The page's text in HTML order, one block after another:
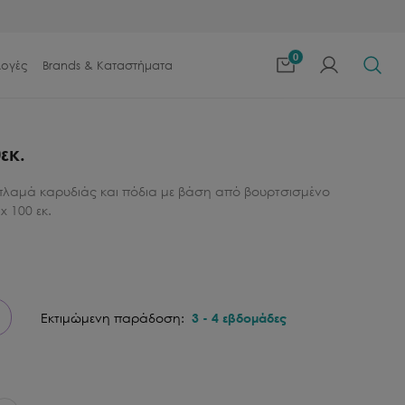
Brands & Καταστήματα
0
καρυδιάς και πόδια με βάση από βουρτσισμένο
100 εκ.
Εκτιμώμενη παράδοση: 3 - 4 εβδομάδες